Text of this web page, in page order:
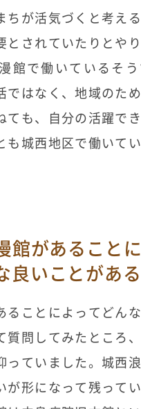
ちが活気づくと考え
とされていたりとや
館で働いているそう
ではなく、地域のた
ても、自分の活躍で
も城西地区で働いて
館があること
良いことがあ
ることによってどん
質問してみたところ
っていました。城西
が形になって残って